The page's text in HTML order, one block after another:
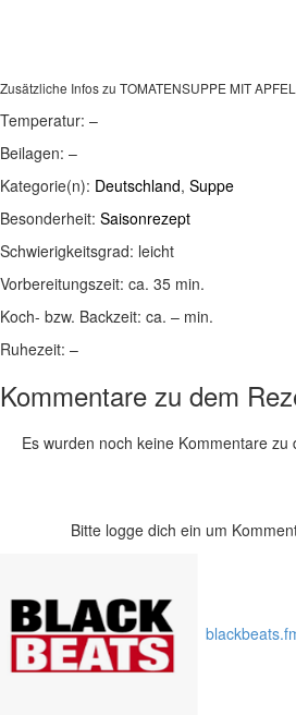
Zusätzliche Infos zu TOMATENSUPPE MIT
Temperatur: –
Beilagen: –
Kategorie(n): Deutschland, Suppe
Besonderheit: Saisonrezept
Schwierigkeitsgrad: leicht
Vorbereitungszeit: ca. 35 min.
Koch- bzw. Backzeit: ca. – min.
Ruhezeit: –
Kommentare zu dem
Es wurden noch keine Kommentare zu
Bitte logge dich ein um